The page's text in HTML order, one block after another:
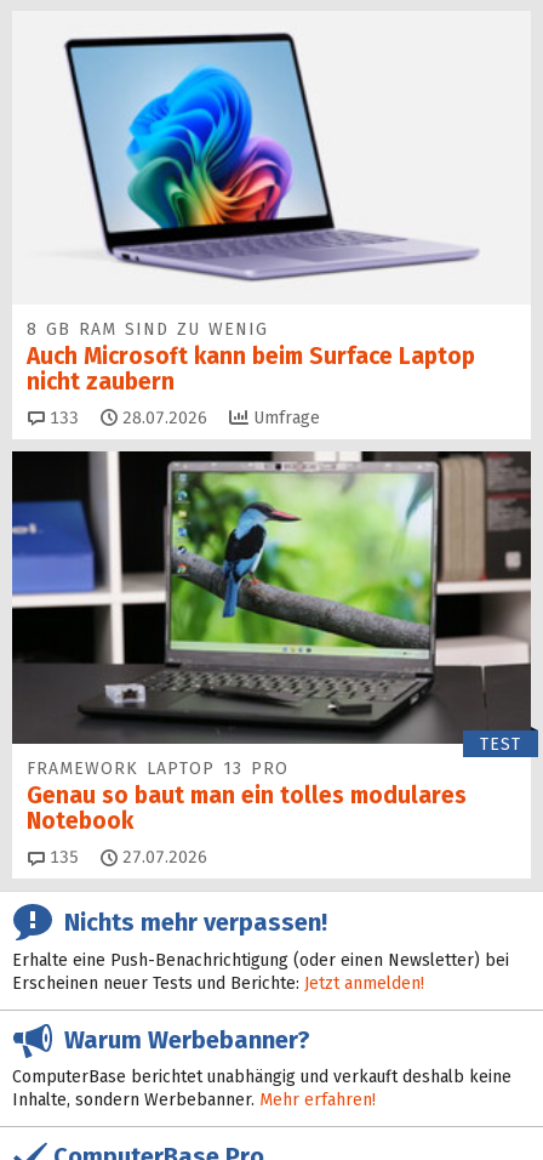
8 GB RAM SIND ZU WENIG
Auch Microsoft kann beim Surface Laptop
nicht zaubern
133 Kommentare
28.07.2026 Umfrage
TEST
FRAMEWORK LAPTOP 13 PRO
Genau so baut man ein tolles modulares
Notebook
135 Kommentare
27.07.2026
Nichts mehr verpassen!
Erhalte eine Push-Benachrichtigung (oder einen Newsletter) bei
Erscheinen neuer Tests und Berichte: Jetzt anmelden!
Warum Werbebanner?
ComputerBase berichtet unabhängig und verkauft deshalb keine
Inhalte, sondern Werbebanner. Mehr erfahren!